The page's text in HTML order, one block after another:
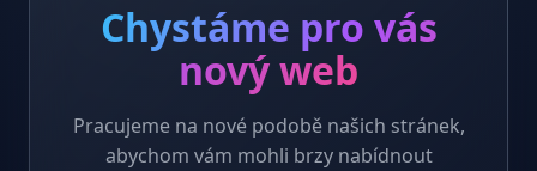
Chystáme pro vás
nový web
Pracujeme na nové podobě našich stránek,
abychom vám mohli brzy nabídnout